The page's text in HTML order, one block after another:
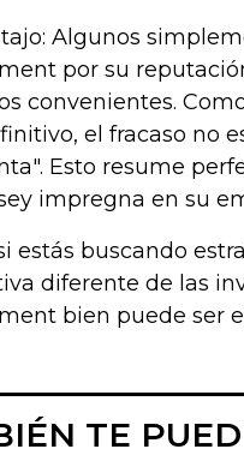
Algunos
por su
convenientes.
el fracaso no
Esto resume
impregna en su
estás buscando
diferente de las
bien puede ser
TE